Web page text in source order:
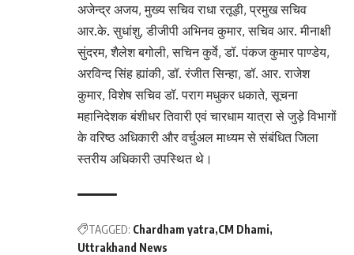
अजेन्द्र अजय, मुख्य सचिव राधा रतूड़ी, प्रमुख सचिव
आर.के. सुधांशु, डीजीपी अभिनव कुमार, सचिव आर. मीनाक्षी
सुंदरम, शैलेश बगोली, सचिन कुर्वे, डॉ. पंकज कुमार पाण्डेय,
अरविन्द सिंह ह्यांकी, डॉ. रंजीत सिन्हा, डॉ. आर. राजेश
कुमार, विशेष सचिव डॉ. पराग मधुकर धकाते, सूचना
महानिदेशक बंशीधर तिवारी एवं चारधाम यात्रा से जुड़े विभागों
के वरिष्ठ अधिकारी और वर्चुअल माध्यम से संबंधित जिला
स्तरीय अधिकारी उपस्थित थे।
TAGGED: Chardham yatra CM Dhami
Uttrakhand News